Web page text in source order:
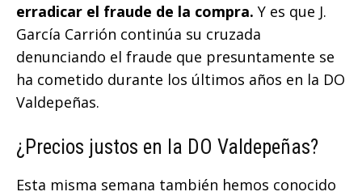
erradicar el fraude de la compra. Y es que J.
García Carrión continúa su cruzada
denunciando el fraude que presuntamente se
ha cometido durante los últimos años en la DO
Valdepeñas.
¿Precios justos en la DO Valdepeñas?
Esta misma semana también hemos conocido